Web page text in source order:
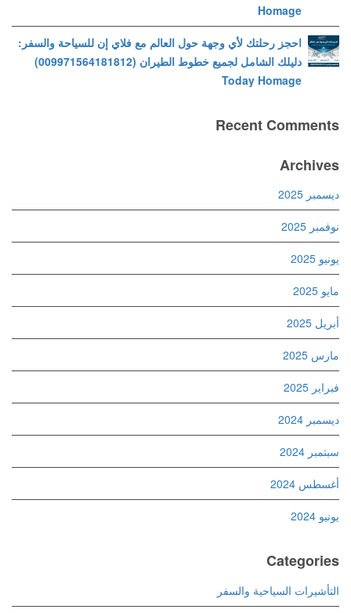
Homage
احجز رحلتك لأي وجهة حول العالم مع فلاي إن للسياحة والسفر:
دليلك الشامل لجميع خطوط الطيران (009971564181812)
Today Homage
Recent Comments
Archives
ديسمبر 2025
نوفمبر 2025
يونيو 2025
مايو 2025
أبريل 2025
مارس 2025
فبراير 2025
ديسمبر 2024
سبتمبر 2024
أغسطس 2024
يونيو 2024
Categories
التأشيرات السياحية والسفر